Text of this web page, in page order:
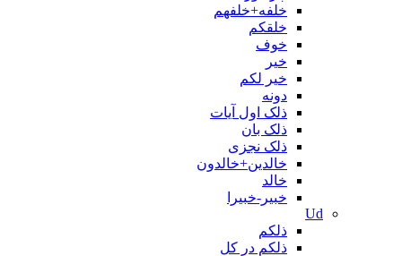
خلفه+خلفهم
خلقکم
خوف
خیر
خیر لکم
دونه
ذلک اول آیات
ذلک بان
ذلک نجزی
خالدين+خالدون
خالد
خبیر-خبیرا
Ud
ذلکم
ذلکم در کل